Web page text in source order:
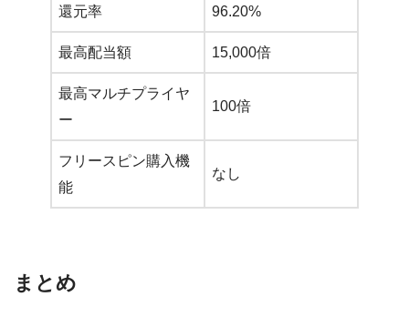
還元率 96.20%
最高配当額 15,000倍
最高マルチプライヤ
ー
100倍
フリースピン購入機
能
なし
まとめ